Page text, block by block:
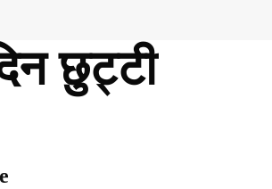
छुट्टी